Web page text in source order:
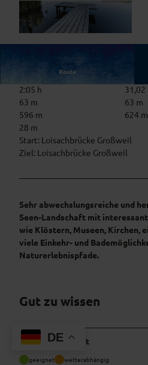
Route
2:05 h
31,02
63 m
63 m
596 m
624 m
28 m
Start: Loisachbrücke Großweil
Ziel: Loisachbrücke Großweil
Sehr abwechslungsreiche und
Seen-Landschaft mit
wie Klöstern, Museen, Kirchen,
viele Einkehr- und
Naturerlebnispfade.
Gut zu wissen
Beste Jahreszeit
geeignet wetterabhängig
DE